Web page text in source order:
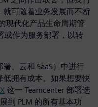
就可随着业务发展而不断
现代化产品生命周期管
或作为服务部署，以转
、云和 SaaS）中进行
拥有成本。如果想要快
这一 Teamcenter 部署选
到 PLM 的所有基本功